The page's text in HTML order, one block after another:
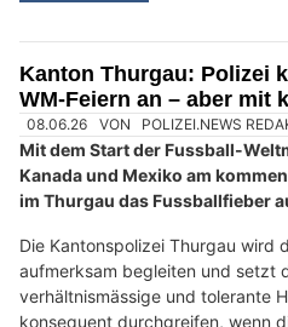
Wohnwerk 1920: Sicherheitskonzepte mit